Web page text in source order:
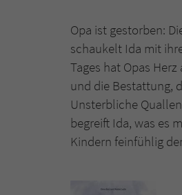
Opa ist gestorben:
schaukelt Ida mit
Tages hat Opas
und die Bestattung,
Unsterbliche
begreift Ida, was es
Kindern feinfühlig